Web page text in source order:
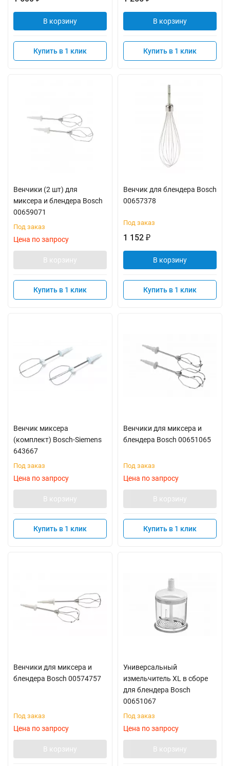
В корзину
Купить в 1 клик
В корзину
Купить в 1 клик
Венчики (2 шт) для
миксера и блендера Bosch
00659071
Под заказ
Цена по запросу
В корзину
Купить в 1 клик
Венчик для блендера Bosch
00657378
Под заказ
1 152 ₽
В корзину
Купить в 1 клик
Венчик миксера
(комплект) Bosch-Siemens
643667
Под заказ
Цена по запросу
В корзину
Купить в 1 клик
Венчики для миксера и
блендера Bosch 00651065
Под заказ
Цена по запросу
В корзину
Купить в 1 клик
Венчики для миксера и
блендера Bosch 00574757
Под заказ
Цена по запросу
В корзину
Универсальный
измельчитель XL в сборе
для блендера Bosch
00651067
Под заказ
Цена по запросу
В корзину